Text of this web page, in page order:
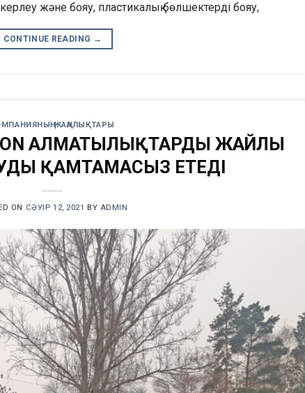
және бояу, пластикалық бөлшектерді бояу,
CONTINUE READING →
ЖАҢАЛЫҚТАРЫ
АЛМАТЫЛЫҚТАРДЫ ЖАЙЛЫ
ҚАМТАМАСЫЗ ЕТЕДІ
ON СӘУІР 12, 2021 BY ADMIN